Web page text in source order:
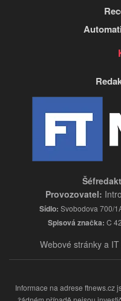
Provozovatel:
Sídlo: Svobodova 700/
Spisová značka: C
Webové stránky a
Informace na adrese ftnews.cz